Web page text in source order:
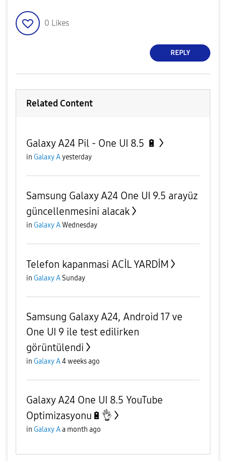
0 Likes
REPLY
Related Content
Galaxy A24 Pil - One UI 8.5 🔋
in Galaxy Ayesterday
Samsung Galaxy A24 One UI 9.5 arayüz
güncellenmesini alacak
in Galaxy AWednesday
Telefon kapanmasi ACİL YARDİM
in Galaxy ASunday
Samsung Galaxy A24, Android 17 ve
One UI 9 ile test edilirken
görüntülendi
in Galaxy A4 weeks ago
Galaxy A24 One UI 8.5 YouTube
Optimizasyonu🔋👌
in Galaxy Aa month ago